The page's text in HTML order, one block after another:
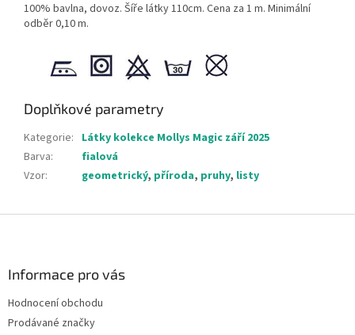
100% bavlna, dovoz. Šíře látky 110cm. Cena za 1 m. Minimální
odběr 0,10 m.
Doplňkové parametry
Kategorie: Látky kolekce Mollys Magic září 2025
Barva:
fialová
Vzor: geometrický, příroda, pruhy, listy
Informace pro vás
Hodnocení obchodu
Prodávané značky